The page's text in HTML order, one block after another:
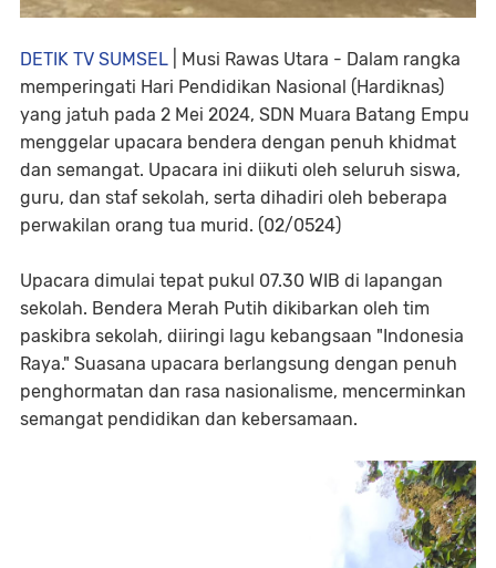
DETIK TV SUMSEL | Musi Rawas Utara - Dalam rangka
memperingati Hari Pendidikan Nasional (Hardiknas)
yang jatuh pada 2 Mei 2024, SDN Muara Batang Empu
menggelar upacara bendera dengan penuh khidmat
dan semangat. Upacara ini diikuti oleh seluruh siswa,
guru, dan staf sekolah, serta dihadiri oleh beberapa
perwakilan orang tua murid. (02/0524)
Upacara dimulai tepat pukul 07.30 WIB di lapangan
sekolah. Bendera Merah Putih dikibarkan oleh tim
paskibra sekolah, diiringi lagu kebangsaan "Indonesia
Raya." Suasana upacara berlangsung dengan penuh
penghormatan dan rasa nasionalisme, mencerminkan
semangat pendidikan dan kebersamaan.